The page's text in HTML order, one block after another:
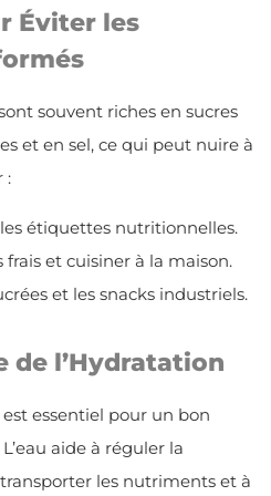
Éviter les
souvent riches en sucres
et en sel, ce qui peut nuire à
:
étiquettes nutritionnelles.
et cuisiner à la maison.
et les snacks industriels.
de l’Hydratation
essentiel pour un bon
aide à réguler la
les nutriments et à